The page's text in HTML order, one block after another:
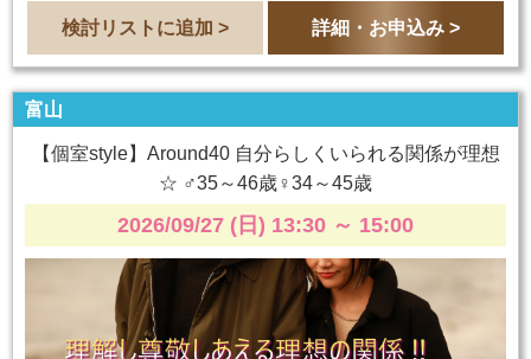
検討リストに追加 > 詳細・お申込み >
富山
【個室style】Around40 自分らしくいられる関係が理想
☆ ♂35～46歳♀34～45歳
2026/09/27 (日) 13:30 ～ 15:00